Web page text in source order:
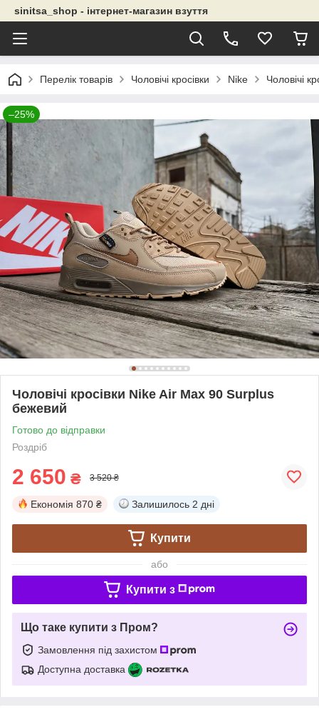
sinitsa_shop - інтернет-магазин взуття
Перелік товарів Чоловічі кросівки Nike Чоловічі
–25%
Чоловічі кросівки Nike Air Max 90 Surplus
бежевий
Готово до відправки
Роздріб
2 650 ₴ 3 520 ₴
Економія 870 ₴ Залишилось 2 дні
Купити
або
Купити з
Що таке купити з Пром?
Замовлення під захистом
Доступна доставка